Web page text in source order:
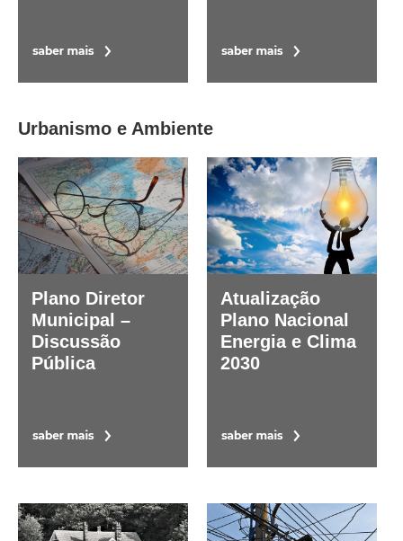
Urbanismo e Ambiente
Plano Diretor
Municipal –
Discussão
Pública
Atualização
Plano Nacional
Energia e Clima
2030